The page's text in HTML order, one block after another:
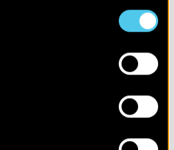
i Smedsbo